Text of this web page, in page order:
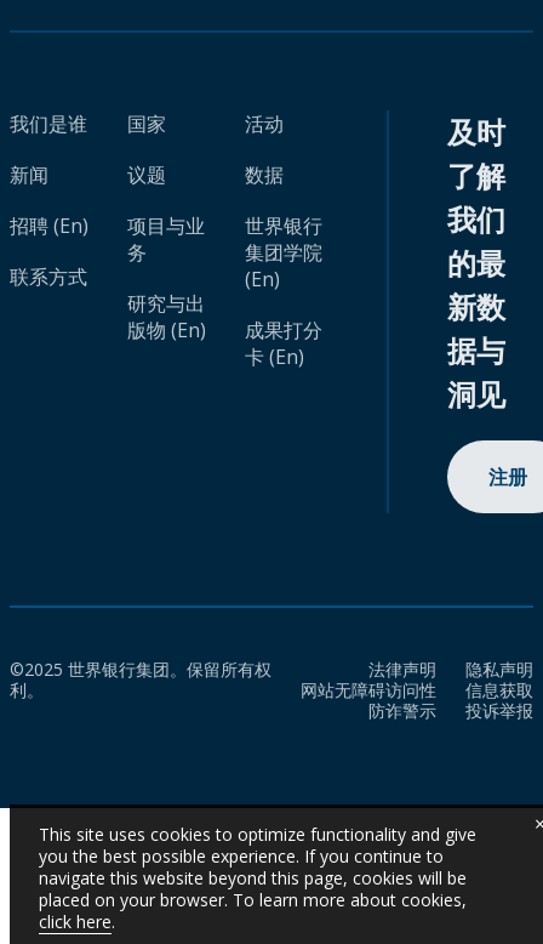
我们是谁
新闻
招聘 (En)
联系方式
国家
议题
项目与业
务
研究与出
版物 (En)
活动
数据
世界银行
集团学院
(En)
成果打分
卡 (En)
及时
了解
我们
的最
新数
据与
洞见
注册
©2025 世界银行集团。保留所有权
利。
法律声明
隐私声明
网站无障碍访问性
信息获取
防诈警示
投诉举报
This site uses cookies to optimize functionality and give
you the best possible experience. If you continue to
navigate this website beyond this page, cookies will be
placed on your browser. To learn more about cookies,
click here.